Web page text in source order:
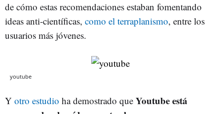
de cómo estas recomendaciones estaban fomentando
ideas anti-científicas, como el terraplanismo, entre los
usuarios más jóvenes.
youtube
Y otro estudio ha demostrado que Youtube está